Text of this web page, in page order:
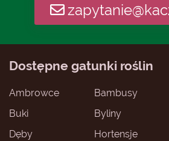
Dostępne gatunki roślin
Ambrowce Bambusy
Buki
Byliny
Dęby
Hortensje